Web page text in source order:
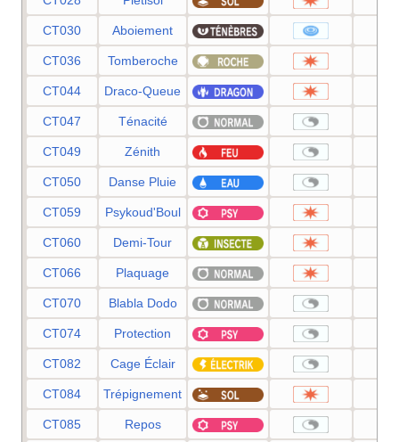
CT030 Aboiement
CT036 Tomberoche
CT044 Draco-Queue
CT047 Ténacité
CT049 Zénith
CT050 Danse Pluie
CT059 Psykoud'Boul
CT060 Demi-Tour
CT066 Plaquage
CT070 Blabla Dodo
CT074 Protection
CT082 Cage Éclair
CT084 Trépignement
CT085 Repos